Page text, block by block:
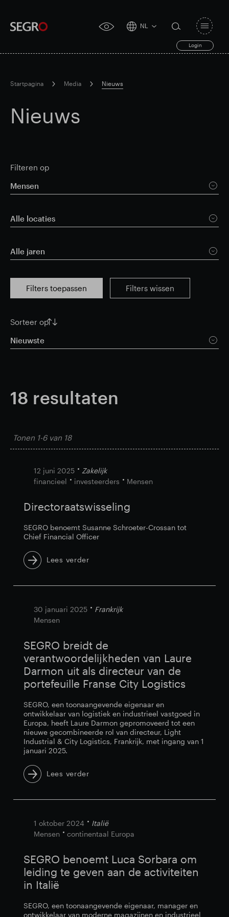
accessibility
NL
Login
search
form
Submit
search
for
toggle
Startpagina Media Nieuws
Nieuws
Filteren op
Mensen
Alle locaties
Alle jaren
Filters toepassen Filters wissen
Sorteer op
Nieuwste
18 resultaten
Tonen 1-6van 18
12 juni 2025
Zakelijk
financieel
investeerders Mensen
Directoraatswisseling
SEGRO benoemt Susanne Schroeter-Crossan tot
Chief Financial Officer
Lees verder
30 januari 2025
Frankrijk
Mensen
SEGRO breidt de
verantwoordelijkheden van Laure
Darmon uit als directeur van de
portefeuille Franse City Logistics
SEGRO, een toonaangevende eigenaar en
ontwikkelaar van logistiek en industrieel vastgoed in
Europa, heeft Laure Darmon gepromoveerd tot een
nieuwe gecombineerde rol van directeur, Light
Industrial & City Logistics, Frankrijk, met ingang van 1
januari 2025.
Lees verder
1 oktober 2024
Italië
Mensen
continentaal Europa
SEGRO benoemt Luca Sorbara om
leiding te geven aan de activiteiten
in Italië
SEGRO, een toonaangevende eigenaar, manager en
ontwikkelaar van moderne magazijnen en industrieel